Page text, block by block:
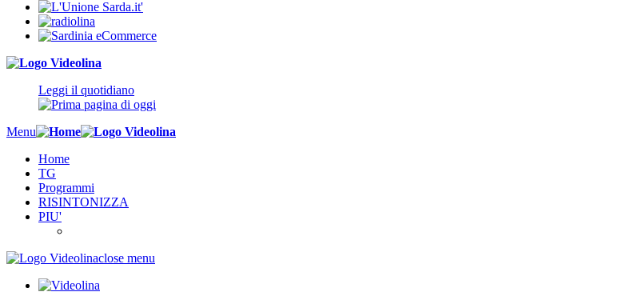
Leggi il quotidiano
Menu
Home
TG
Programmi
RISINTONIZZA
PIU'
close menu